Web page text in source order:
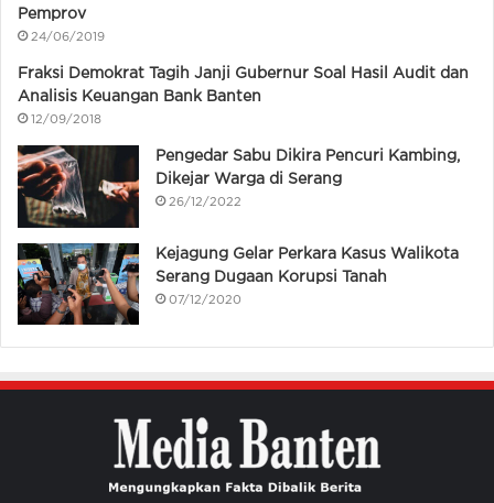
Pemprov
24/06/2019
Fraksi Demokrat Tagih Janji Gubernur Soal Hasil Audit dan
Analisis Keuangan Bank Banten
12/09/2018
Pengedar Sabu Dikira Pencuri Kambing,
Dikejar Warga di Serang
26/12/2022
Kejagung Gelar Perkara Kasus Walikota
Serang Dugaan Korupsi Tanah
07/12/2020